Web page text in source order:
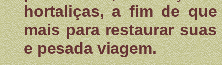
hortaliças, a fim de
mais para restaurar
e pesada viagem.